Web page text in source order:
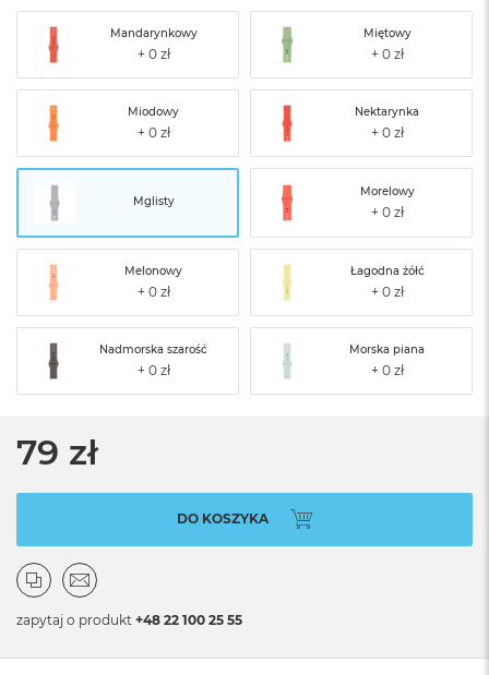
Mandarynkowy Miętowy
Miodowy Nektarynka
Mglisty
Morelowy
Melonowy Łagodna żółć
Nadmorska szarość Morska piana
79 zł
DO KOSZYKA
zapytaj o produkt +48 22 100 25 55